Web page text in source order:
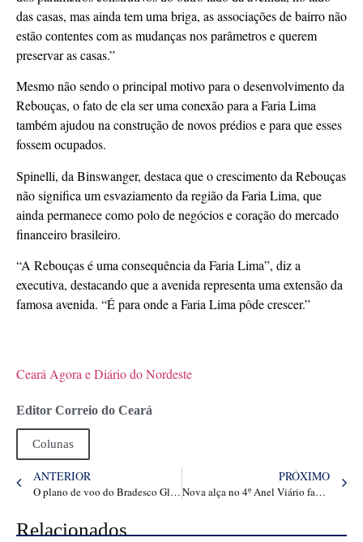
das casas, mas ainda tem uma briga, as associações de bairro não
estão contentes com as mudanças nos parâmetros e querem
preservar as casas.”
Mesmo não sendo o principal motivo para o desenvolvimento da
Rebouças, o fato de ela ser uma conexão para a Faria Lima
também ajudou na construção de novos prédios e para que esses
fossem ocupados.
Spinelli, da Binswanger, destaca que o crescimento da Rebouças
não significa um esvaziamento da região da Faria Lima, que
ainda permanece como polo de negócios e coração do mercado
financeiro brasileiro.
“A Rebouças é uma consequência da Faria Lima”, diz a
executiva, destacando que a avenida representa uma extensão da
famosa avenida. “É para onde a Faria Lima pôde crescer.”
Ceará Agora e Diário do Nordeste
Editor Correio do Ceará
Colunas
ANTERIOR
O plano de voo do Bradesco Global Private Bank para ajudar famílias a trafegar no mercado de aviação executiva
PRÓXIMO
Nova alça no 4º Anel Viário facilitará acesso à BR-116
Relacionados